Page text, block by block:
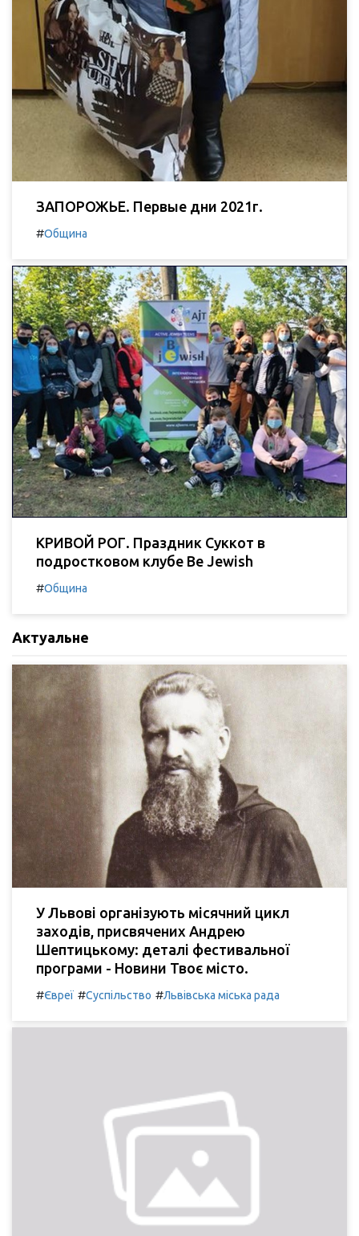
ЗАПОРОЖЬЕ. Первые дни 2021г.
#Община
КРИВОЙ РОГ. Праздник Суккот в
подростковом клубе Be Jewish
#Община
Актуальне
У Львові організують місячний цикл
заходів, присвячених Андрею
Шептицькому: деталі фестивальної
програми - Новини Твоє місто.
#Євреї #Суспільство #Львівська міська рада